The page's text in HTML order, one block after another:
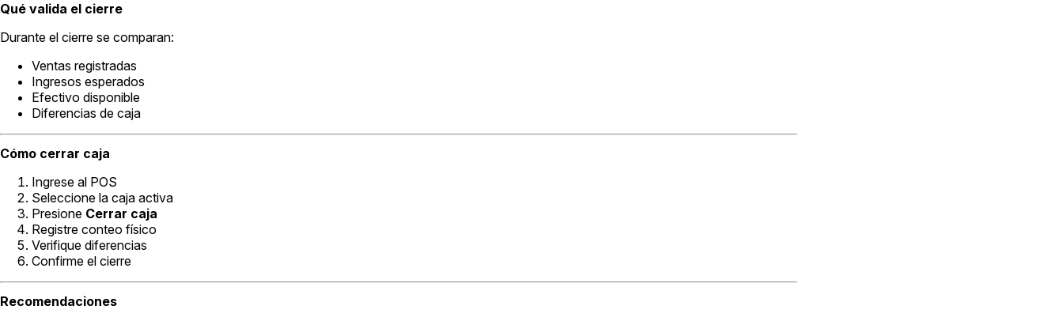
Qué valida el cierre
Durante el cierre se comparan:
Ventas registradas
Ingresos esperados
Efectivo disponible
Diferencias de caja
Cómo cerrar caja
Ingrese al POS
Seleccione la caja activa
Presione Cerrar caja
Registre conteo físico
Verifique diferencias
Confirme el cierre
Recomendaciones